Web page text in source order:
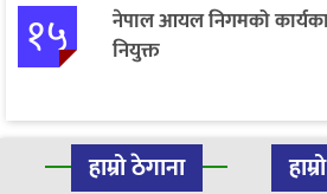
१५
नेपाल आयल निगमको
नियुक्त
हाम्रो ठेगाना